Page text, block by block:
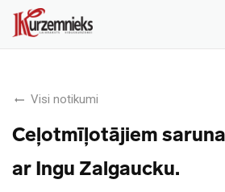
Visi notikumi
Ceļotmīļotājiem
ar Ingu Zalgaucku.